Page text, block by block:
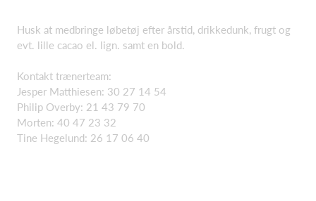
Husk at medbringe løbetøj efter årstid, drikkedunk, frugt og
evt. lille cacao el. lign. samt en bold.
Kontakt trænerteam:
Jesper Matthiesen: 30 27 14 54
Philip Overby: 21 43 79 70
Morten: 40 47 23 32
Tine Hegelund: 26 17 06 40